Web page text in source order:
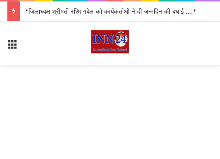
*जिलाध्यक्ष श्रीमती रश्मि गबेल को कार्यकर्ताओं ने दी जन्मदिन की बधाई ….*